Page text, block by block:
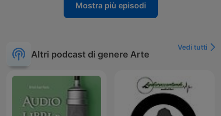
Mostra più episodi
Altri podcast di genere Arte
Vedi tutti